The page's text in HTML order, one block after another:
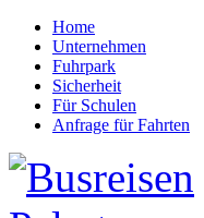
Home
Unternehmen
Fuhrpark
Sicherheit
Für Schulen
Anfrage für Fahrten